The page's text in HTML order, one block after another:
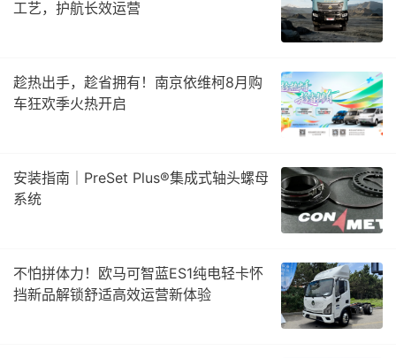
工艺，护航长效运营
趁热出手，趁省拥有！南京依维柯8月购
车狂欢季火热开启
安装指南｜PreSet Plus®集成式轴头螺母
系统
不怕拼体力！欧马可智蓝ES1纯电轻卡怀
挡新品解锁舒适高效运营新体验